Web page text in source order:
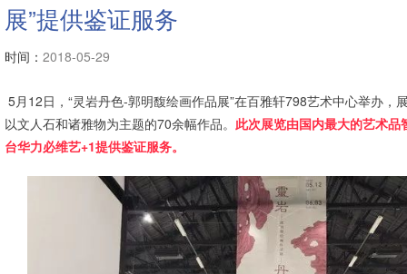
展”提供鉴证服务
时间： 2018-05-29
5月12日，“灵岩丹色-郭明馥绘画作品展”在百雅轩798艺术中心举办，
以文人石和诸雅物为主题的70余幅作品。 此次展览由国内最大的艺术品
台华力必维艺+1提供鉴证服务。